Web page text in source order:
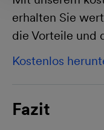
erhalten Sie
die Vorteile und
Kostenlos
Fazit